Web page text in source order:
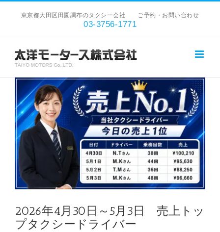
東京都大田区田園調布のタクシー会社 ご予約・お問い合わせ
03-3756-1771
View
Larger
Image
2026年4月30日～5月3日 売上トッ
プタクシードライバー